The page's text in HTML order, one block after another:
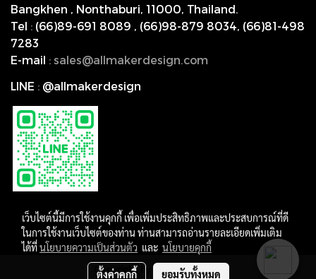
Bangkhen , Nonthaburi, 11000, Thailand.
Tel : (66)89-691 8089 , (66)98-879 8034, (66)81-498
7283
E-mail : sales@allmakerdesign.com
LINE : @allmakerdesign
Copyright by allmakerdesign
เว็บไซต์นี้มีการใช้งานคุกกี้ เพื่อเพิ่มประสิทธิภาพและประสบการณ์ที่ดี
ในการใช้งานเว็บไซต์ของท่าน ท่านสามารถอ่านรายละเอียดเพิ่มเติม
ได้ที่นโยบายความเป็นส่วนตัว และ นโยบายคุกกี้
ตั้งค่าคุกกี้ ยอมรับทั้งหมด